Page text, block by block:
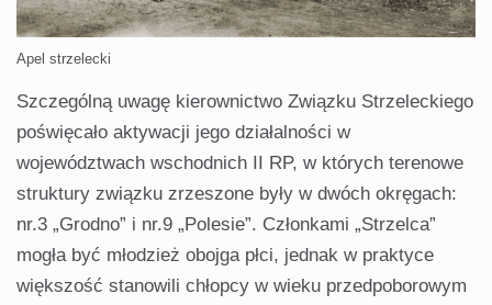
Apel strzelecki
Szczególną uwagę kierownictwo Związku Strzeleckiego
poświęcało aktywacji jego działalności w
województwach wschodnich II RP, w których terenowe
struktury związku zrzeszone były w dwóch okręgach:
nr.3 „Grodno” i nr.9 „Polesie”. Członkami „Strzelca”
mogła być młodzież obojga płci, jednak w praktyce
większość stanowili chłopcy w wieku przedpoborowym